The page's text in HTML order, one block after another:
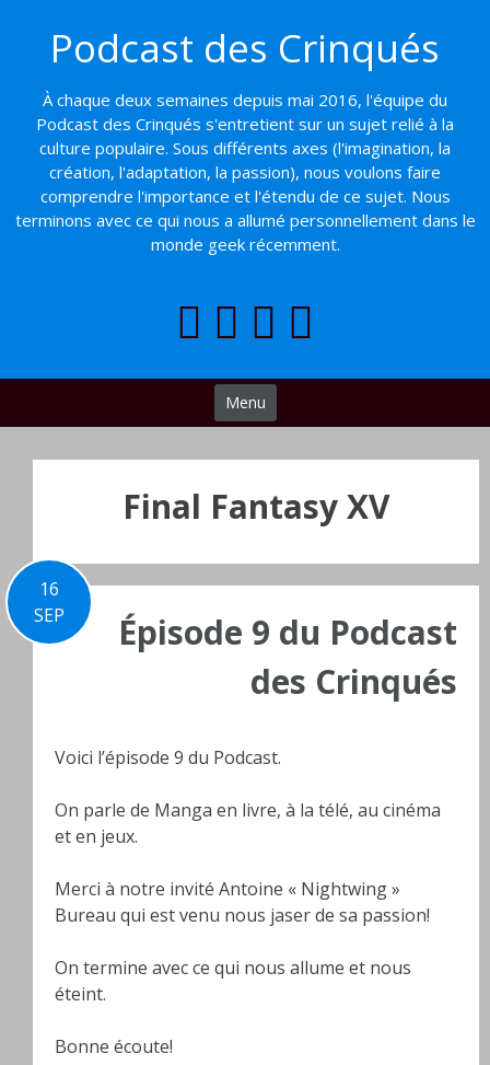
contenu
Podcast des Crinqués
À chaque deux semaines depuis mai 2016, l'équipe du
Podcast des Crinqués s'entretient sur un sujet relié à la
culture populaire. Sous différents axes (l'imagination, la
création, l'adaptation, la passion), nous voulons faire
comprendre l'importance et l'étendu de ce sujet. Nous
terminons avec ce qui nous a allumé personnellement dans le
monde geek récemment.
Menu
Final Fantasy XV
16
SEP
Épisode 9 du Podcast
des Crinqués
Voici l’épisode 9 du Podcast.
On parle de Manga en livre, à la télé, au cinéma
et en jeux.
Merci à notre invité Antoine « Nightwing »
Bureau qui est venu nous jaser de sa passion!
On termine avec ce qui nous allume et nous
éteint.
Bonne écoute!